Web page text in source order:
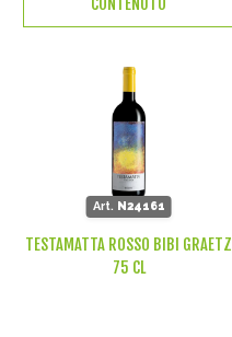
Art. N24161
TESTAMATTA ROSSO BIBI GRAETZ
75 CL